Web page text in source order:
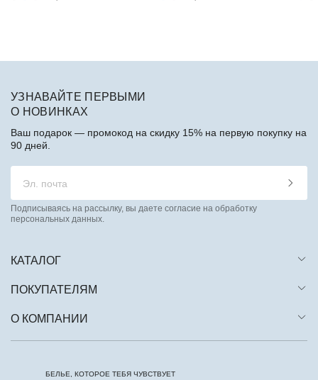
КАТАЛОГ
ПОКУПАТЕЛЯМ
О КОМПАНИИ
УЗНАВАЙТЕ ПЕРВЫМИ
О НОВИНКАХ
Ваш подарок — промокод на скидку 15% на первую покупку на
90 дней.
Подписываясь на рассылку, вы даете согласие на обработку
персональных данных.
БЕЛЬЕ, КОТОРОЕ ТЕБЯ ЧУВСТВУЕТ